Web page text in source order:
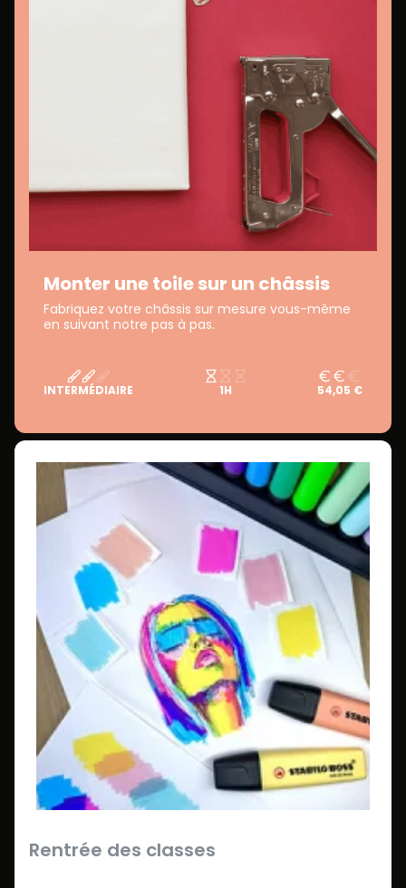
Monter une toile sur un châssis
Fabriquez votre châssis sur mesure vous-même
en suivant notre pas à pas.
INTERMÉDIAIRE 1H 54,05 €
Rentrée des classes